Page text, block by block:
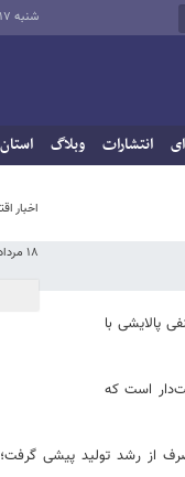
شنبه ۱۷ مرداد ۱۴۰۵
انتشارات وبلاگ
اخبار
۱۸ مرداد ۱۴۰۳ - ۱۱:۰۰
پالایشی با
است که
از رشد تولید پیشی